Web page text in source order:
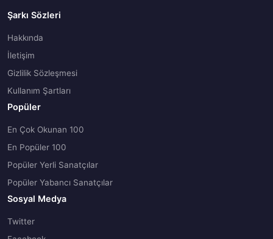
Şarkı Sözleri
Hakkında
İletişim
Gizlilik Sözleşmesi
Kullanım Şartları
Popüler
En Çok Okunan 100
En Popüler 100
Popüler Yerli Sanatçılar
Popüler Yabancı Sanatçılar
Sosyal Medya
Twitter